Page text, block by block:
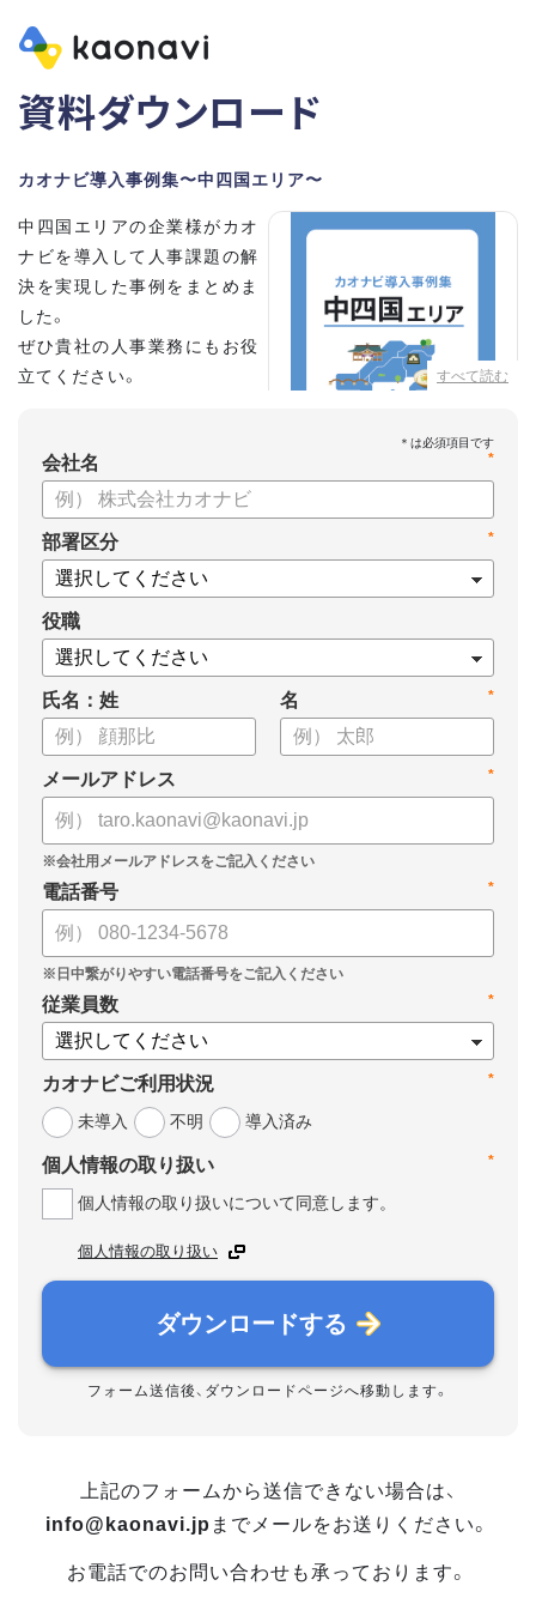
資料ダウンロード
カオナビ導入事例集〜中四国エリア〜
すべて読む
中四国エリアの企業様がカオ
ナビを導入して人事課題の解
決を実現した事例をまとめま
した。
ぜひ貴社の人事業務にもお役
立てください。
*
会社名
*
部署区分
役職
氏名：姓 *
名
*
メールアドレス
*
電話番号
*
従業員数
*
カオナビご利用状況
未導入
不明 導入済み
*
個人情報の取り扱い
個人情報の取り扱いについて同意します。
個人情報の取り扱い
ダウンロードする
フォーム送信後、ダウンロードページへ移動します。
上記のフォームから送信できない場合は、
info@kaonavi.jp までメールをお送りください。
お電話でのお問い合わせも承っております。